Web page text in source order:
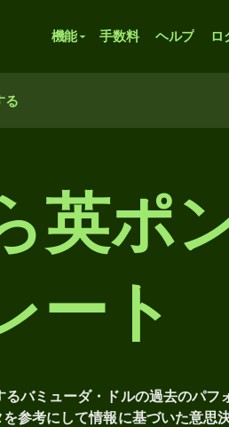
機能 手数料 ヘルプ ロ
る
英ポ
ート
バミューダ・ドルの過去のパフ
参考にして情報に基づいた意思